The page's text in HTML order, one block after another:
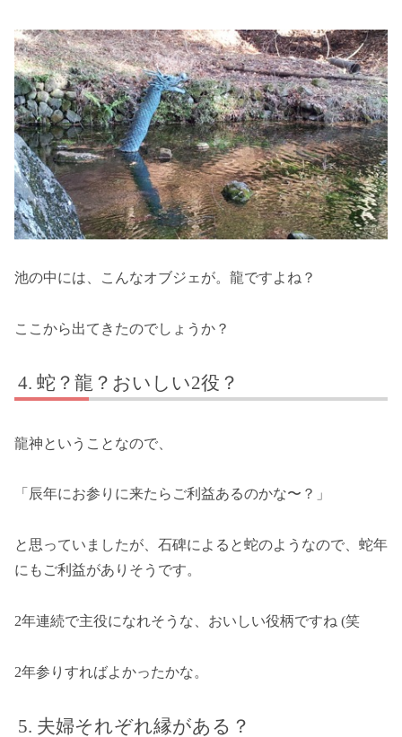
池の中には、こんなオブジェが。龍ですよね？
ここから出てきたのでしょうか？
蛇？龍？おいしい2役？
龍神ということなので、
「辰年にお参りに来たらご利益あるのかな〜？」
と思っていましたが、石碑によると蛇のようなので、蛇年
にもご利益がありそうです。
2年連続で主役になれそうな、おいしい役柄ですね (笑
2年参りすればよかったかな。
夫婦それぞれ縁がある？